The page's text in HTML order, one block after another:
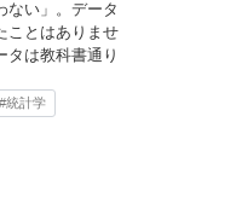
ない」。データ
ことはありませ
タは教科書通り
#統計学